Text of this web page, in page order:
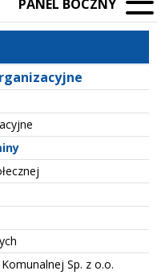
PANEL BOCZNY
Sp. z o.o.